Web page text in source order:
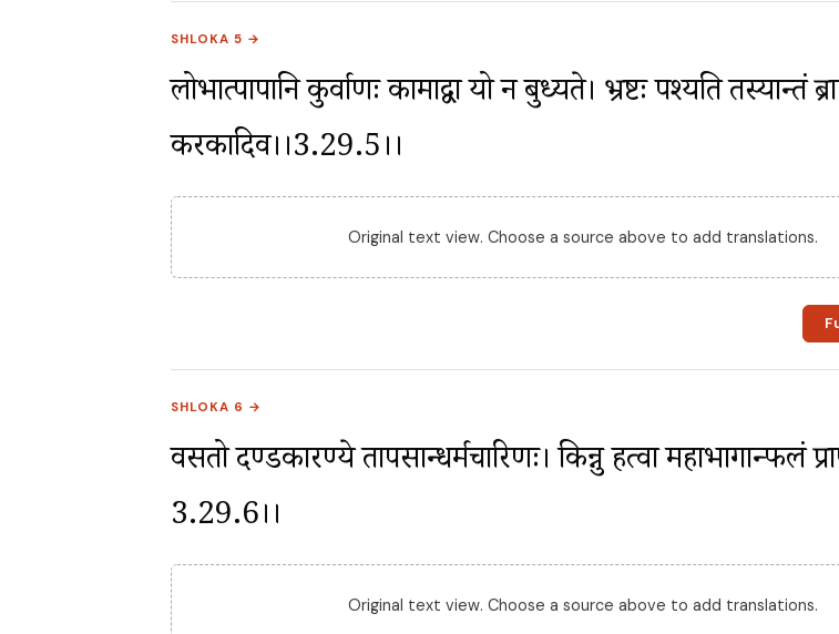
SHLOKA 5 →
लोभात्पापानि कुर्वाणः कामाद्वा यो न बुध्यते। भ्रष्टः पश्यति तस्यान्तं
करकादिव।।3.29.5।।
Original text view. Choose a source above to add translations.
SHLOKA 6 →
वसतो दण्डकारण्ये तापसान्धर्मचारिणः। किन्नु हत्वा महाभागान्फलं
3.29.6।।
Original text view. Choose a source above to add translations.